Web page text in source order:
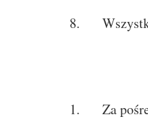
8.
1. Za